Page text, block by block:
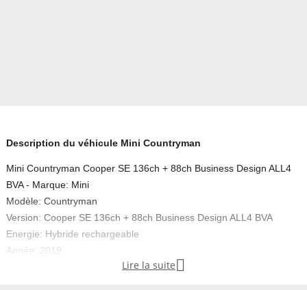
Description du véhicule Mini Countryman
Mini Countryman Cooper SE 136ch + 88ch Business Design ALL4
BVA - Marque: Mini
Modèle: Countryman
Version: Cooper SE 136ch + 88ch Business Design ALL4 BVA
Energie: Hybride rechargeable
Année: 2019
Couleur: Island blue métalliséeLire la suite 